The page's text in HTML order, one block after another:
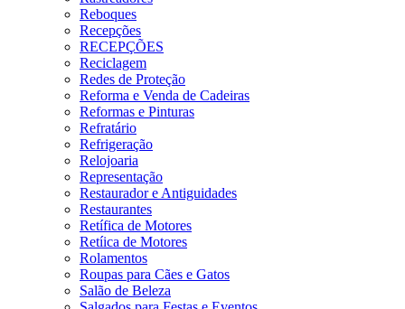
Reboques
Recepções
RECEPÇÕES
Reciclagem
Redes de Proteção
Reforma e Venda de Cadeiras
Reformas e Pinturas
Refratário
Refrigeração
Relojoaria
Representação
Restaurador e Antiguidades
Restaurantes
Retífica de Motores
Retíica de Motores
Rolamentos
Roupas para Cães e Gatos
Salão de Beleza